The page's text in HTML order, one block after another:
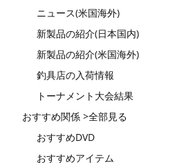
ニュース(米国海外)
新製品の紹介(日本国内)
新製品の紹介(米国海外)
釣具店の入荷情報
トーナメント大会結果
おすすめ関係 >全部見る
おすすめDVD
おすすめアイテム